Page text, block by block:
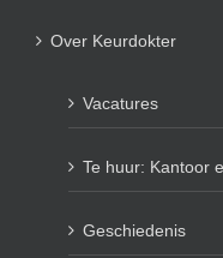
Over Keurdokter
Vacatures
Te huur: Kantoor
Geschiedenis